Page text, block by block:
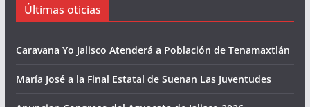
Últimas oticias
Caravana Yo Jalisco Atenderá a Población de Tenamaxtlán
María José a la Final Estatal de Suenan Las Juventudes